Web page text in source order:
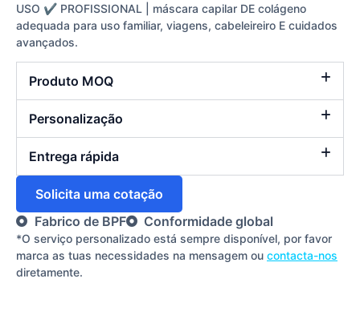
USO ✔ PROFISSIONAL | máscara capilar DE colágeno
adequada para uso familiar, viagens, cabeleireiro E cuidados
avançados.
Produto MOQ
Personalização
Entrega rápida
Solicita uma cotação
Fabrico de BPF
Conformidade global
*O serviço personalizado está sempre disponível, por favor
marca as tuas necessidades na mensagem ou contacta-nos
diretamente.